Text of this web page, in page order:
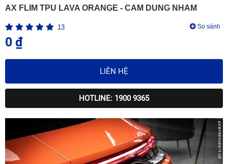
AX FLIM TPU LAVA ORANGE - CAM DUNG NHAM
13 So sánh
0 ₫
LIÊN HỆ
HOTLINE: 1900 9365